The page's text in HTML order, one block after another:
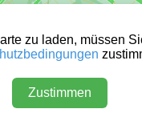
Defektes
zu laden, müssen
Zustimmen